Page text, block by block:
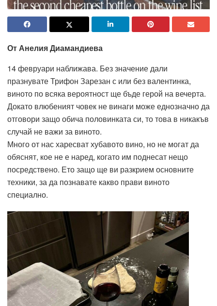
От Анелия Диамандиева
14 февруари наближава. Без значение дали
празнувате Трифон Зарезан с или без валентинка,
виното по всяка вероятност ще бъде герой на вечерта.
Докато влюбеният човек не винаги може еднозначно да
отговори защо обича половинката си, то това в никакъв
случай не важи за виното.
Много от нас харесват хубавото вино, но не могат да
обяснят, кое не е наред, когато им поднесат нещо
посредствено. Ето защо ще ви разкрием основните
техники, за да познавате какво прави виното
специално.